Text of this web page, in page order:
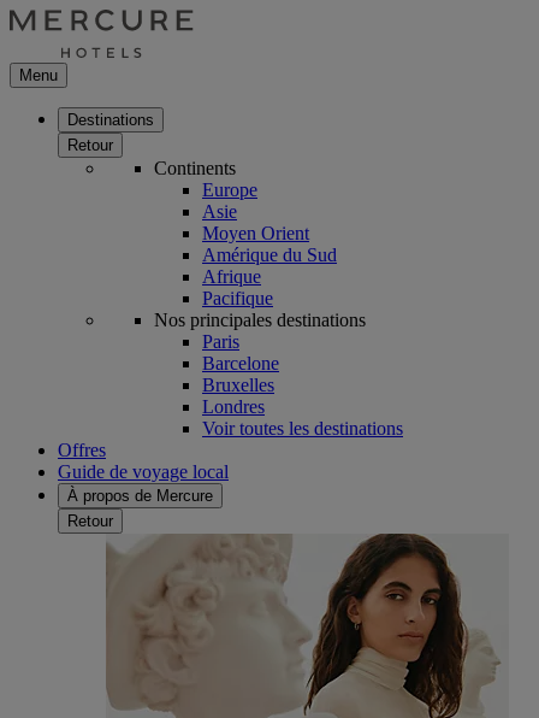
Menu
Destinations
Retour
Continents
Europe
Asie
Moyen Orient
Amérique du Sud
Afrique
Pacifique
Nos principales destinations
Paris
Barcelone
Bruxelles
Londres
Voir toutes les destinations
Offres
Guide de voyage local
À propos de Mercure
Retour